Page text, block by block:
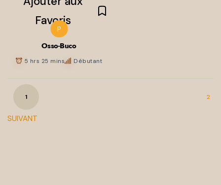
P
Osso-Buco
5 hrs 25 mins Débutant
1 2
SUIVANT